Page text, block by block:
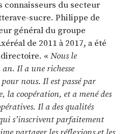
connaisseurs du secteur
sucre. Philippe de
général du groupe
de 2011 à 2017, a été
«Nous le
Il a une richesse
nous. Il est passé par
la coopération, et a mené des
Il a des qualités
s’inscrivent parfaitement